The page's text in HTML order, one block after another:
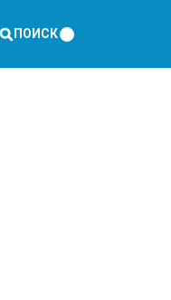
ПОИСК